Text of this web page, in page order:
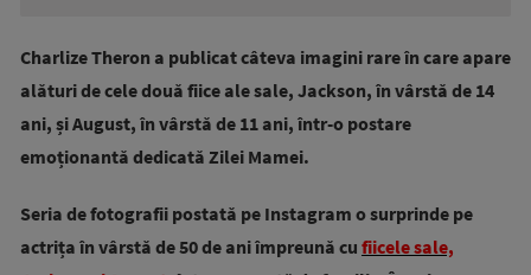
Charlize Theron a publicat câteva imagini rare în care apare
alături de cele două fiice ale sale, Jackson, în vârstă de 14
ani, și August, în vârstă de 11 ani, într-o postare
emoționantă dedicată Zilei Mamei.
Seria de fotografii postată pe Instagram o surprinde pe
actrița în vârstă de 50 de ani împreună cu fiicele sale,